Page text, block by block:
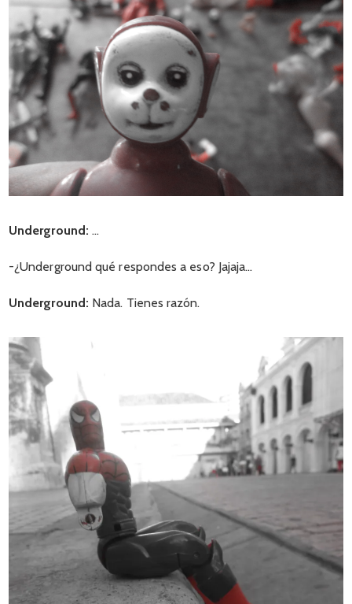
Underground: …
-¿Underground qué respondes a eso? Jajaja…
Underground: Nada. Tienes razón.